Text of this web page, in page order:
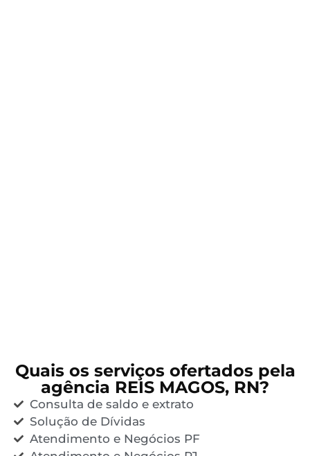
Quais os serviços ofertados pela
agência REIS MAGOS, RN?
Consulta de saldo e extrato
Solução de Dívidas
Atendimento e Negócios PF